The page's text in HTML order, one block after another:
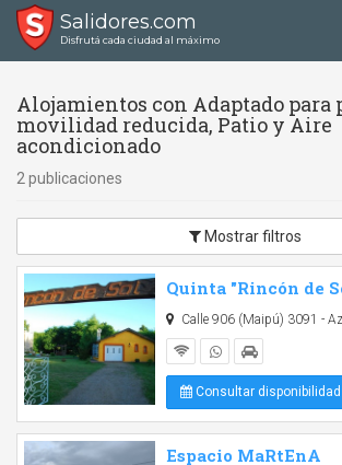
Salidores.com
Disfrutá cada ciudad al máximo
Alojamientos con Adaptado para
movilidad reducida, Patio y Aire
acondicionado
2 publicaciones
Mostrar filtros
Quinta "Rincón de
Calle 906 (Maipú) 3091 -
Consultar disponibilidad
Espacio MaRtEnA